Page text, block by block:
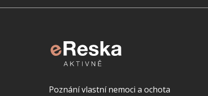
Poznání vlastní nemoci a ochota